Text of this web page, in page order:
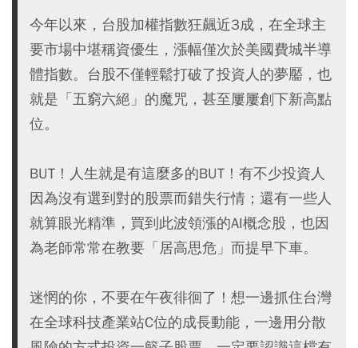
今年以來，台股加權指數狂飆近3成，在全球主
要市場中堪稱資優生，漲幅僅次於美國費城半導
體指數。台股不僅輕鬆打破了投資人的夢靨，也
就是「五窮六絕」的魔咒，甚至屢屢創下新高點
位。
BUT！人生就是有這麼多的BUT！有不少投資人
因為沒有選到對的股票而錯失行情；還有一些人
就算眼光精準，買到此波領漲的AI概念股，也因
為老師常常在教要「居高思危」而提早下車。
迷惘的你，不要在午夜徘徊了！想一邊抓住台灣
在全球科技產業站C位的成長動能，一邊用分散